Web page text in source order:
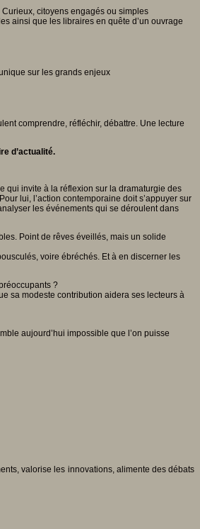
citoyens engagés ou simples
ainsi que les libraires en quête d’un ouvrage
sur les grands enjeux
comprendre, réfléchir, débattre. Une lecture
d’actualité.
qui invite à la réflexion sur la dramaturgie des
lui, l’action contemporaine doit s’appuyer sur
les événements qui se déroulent dans
Point de rêves éveillés, mais un solide
voire ébréchés. Et à en discerner les
?
sa modeste contribution aidera ses lecteurs à
aujourd’hui impossible que l’on puisse
valorise les innovations, alimente des débats